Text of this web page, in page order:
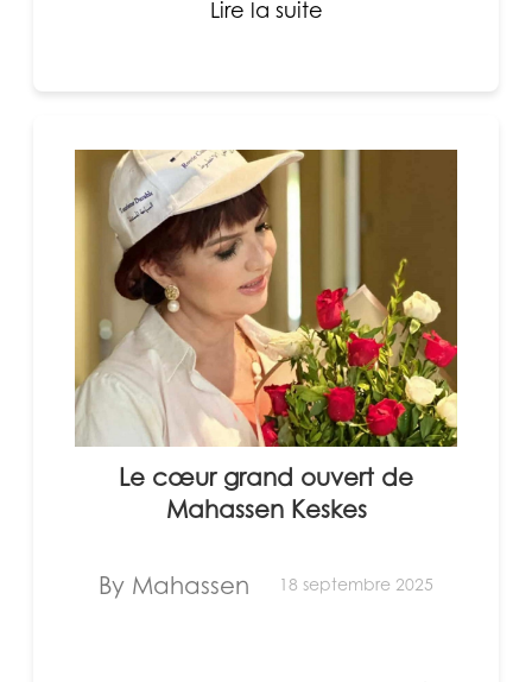
Lire la suite
Le cœur grand ouvert de
Mahassen Keskes
By Mahassen 18 septembre 2025